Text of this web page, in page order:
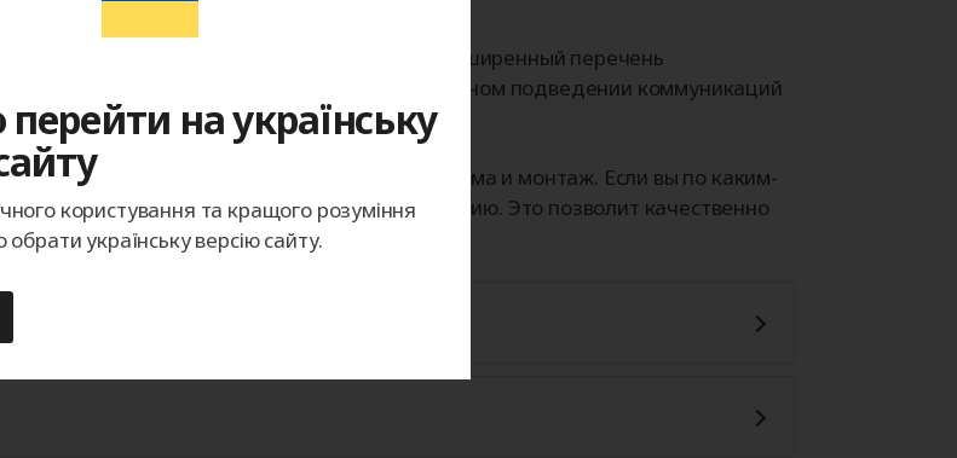
на этапе строительства, мы подготовили расширенный перечень
о подходящих материалах отделки, правильном подведении коммуникаций
провести замер, подготовку проема и монтаж. Если вы по каким-
изучите представленную информацию. Это позволит качественно
на українську
користування та кращого розуміння
українську версію сайту.